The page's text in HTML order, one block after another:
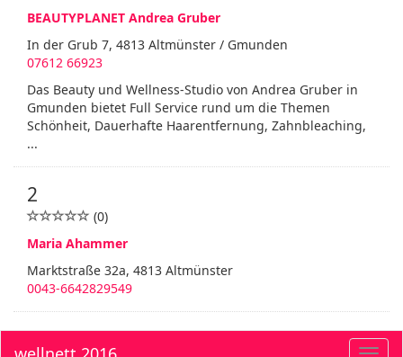
BEAUTYPLANET Andrea Gruber
In der Grub 7, 4813 Altmünster / Gmunden
07612 66923
Das Beauty und Wellness-Studio von Andrea Gruber in
Gmunden bietet Full Service rund um die Themen
Schönheit, Dauerhafte Haarentfernung, Zahnbleaching,
...
2
(0)
Maria Ahammer
Marktstraße 32a, 4813 Altmünster
0043-6642829549